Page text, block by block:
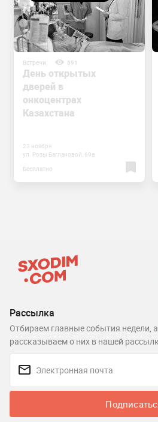
Встречи 891
День открытых
дверей в
онкоцентрах
Казахстана
23 ноября
ул. Розы Баглановой, 69а
Бесплатно
Рассылка
Отбираем главные события недели,
рассказываем о них в нашей